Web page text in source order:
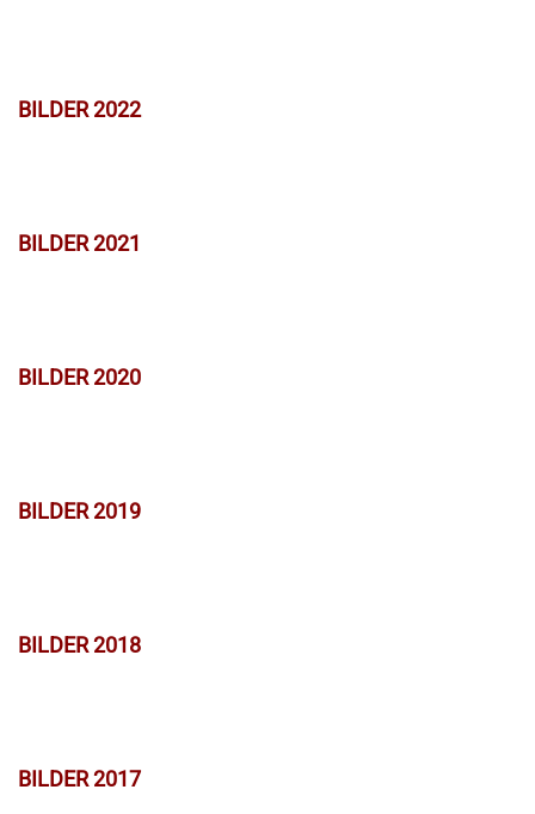
BILDER 2022
BILDER 2021
BILDER 2020
BILDER 2019
BILDER 2018
BILDER 2017